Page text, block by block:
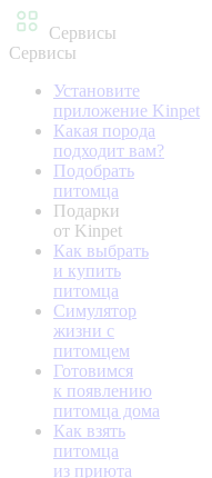
Сервисы
Сервисы
Установите
приложение Kinpet
Какая порода
подходит вам?
Подобрать
питомца
Подарки
от Kinpet
Как выбрать
и купить
питомца
Симулятор
жизни с
питомцем
Готовимся
к появлению
питомца дома
Как взять
питомца
из приюта